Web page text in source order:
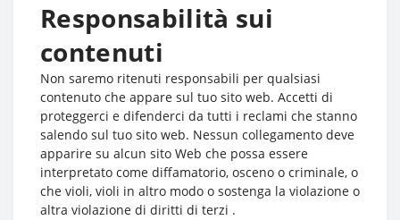
Responsabilità sui
contenuti
Non saremo ritenuti responsabili per qualsiasi
contenuto che appare sul tuo sito web. Accetti di
proteggerci e difenderci da tutti i reclami che stanno
salendo sul tuo sito web. Nessun collegamento deve
apparire su alcun sito Web che possa essere
interpretato come diffamatorio, osceno o criminale, o
che violi, violi in altro modo o sostenga la violazione o
altra violazione di diritti di terzi .